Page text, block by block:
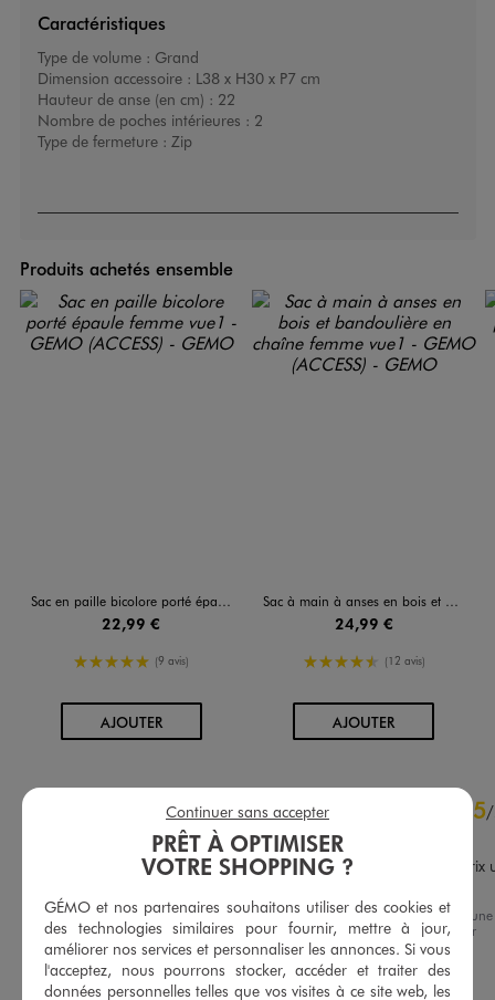
Caractéristiques
Type de volume : Grand
Dimension accessoire : L38 x H30 x P7 cm
Hauteur de anse (en cm) : 22
Nombre de poches intérieures : 2
Type de fermeture : Zip
Produits achetés ensemble
Sac en paille bicolore porté épaule femme
22,99 €
5/5 de moyenne
(9 avis)
AJOUTERAU PANIER
Sac à main à anses en bois et bandoulière en chaîne femme
24,99 €
4.5/5 de moyenne
(12 avis)
AJOUTERAU PANIER
4.9/5
Basé sur
avis soumis à un
contrôle
Voir tous les avis sur ce site
5/
Avis vérifié et récompensé
Très beau bonne qualité prix
Avis du21/07/2026 , suite à une
expérience du08/07/2026
par
Sabine L.
Utile (0) Signaler
PRÊT À OPTIMISER
VOTRE SHOPPING ?
GÉMO et nos partenaires souhaitons utiliser des cookies et
des technologies similaires pour fournir, mettre à jour,
améliorer nos services et personnaliser les annonces. Si vous
l'acceptez, nous pourrons stocker, accéder et traiter des
données personnelles telles que vos visites à ce site web, les
Continuer sans accepter